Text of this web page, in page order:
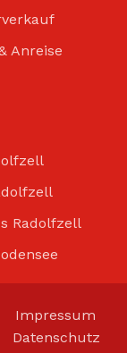
Anreise
Radolfzell
Impressum
Datenschutz